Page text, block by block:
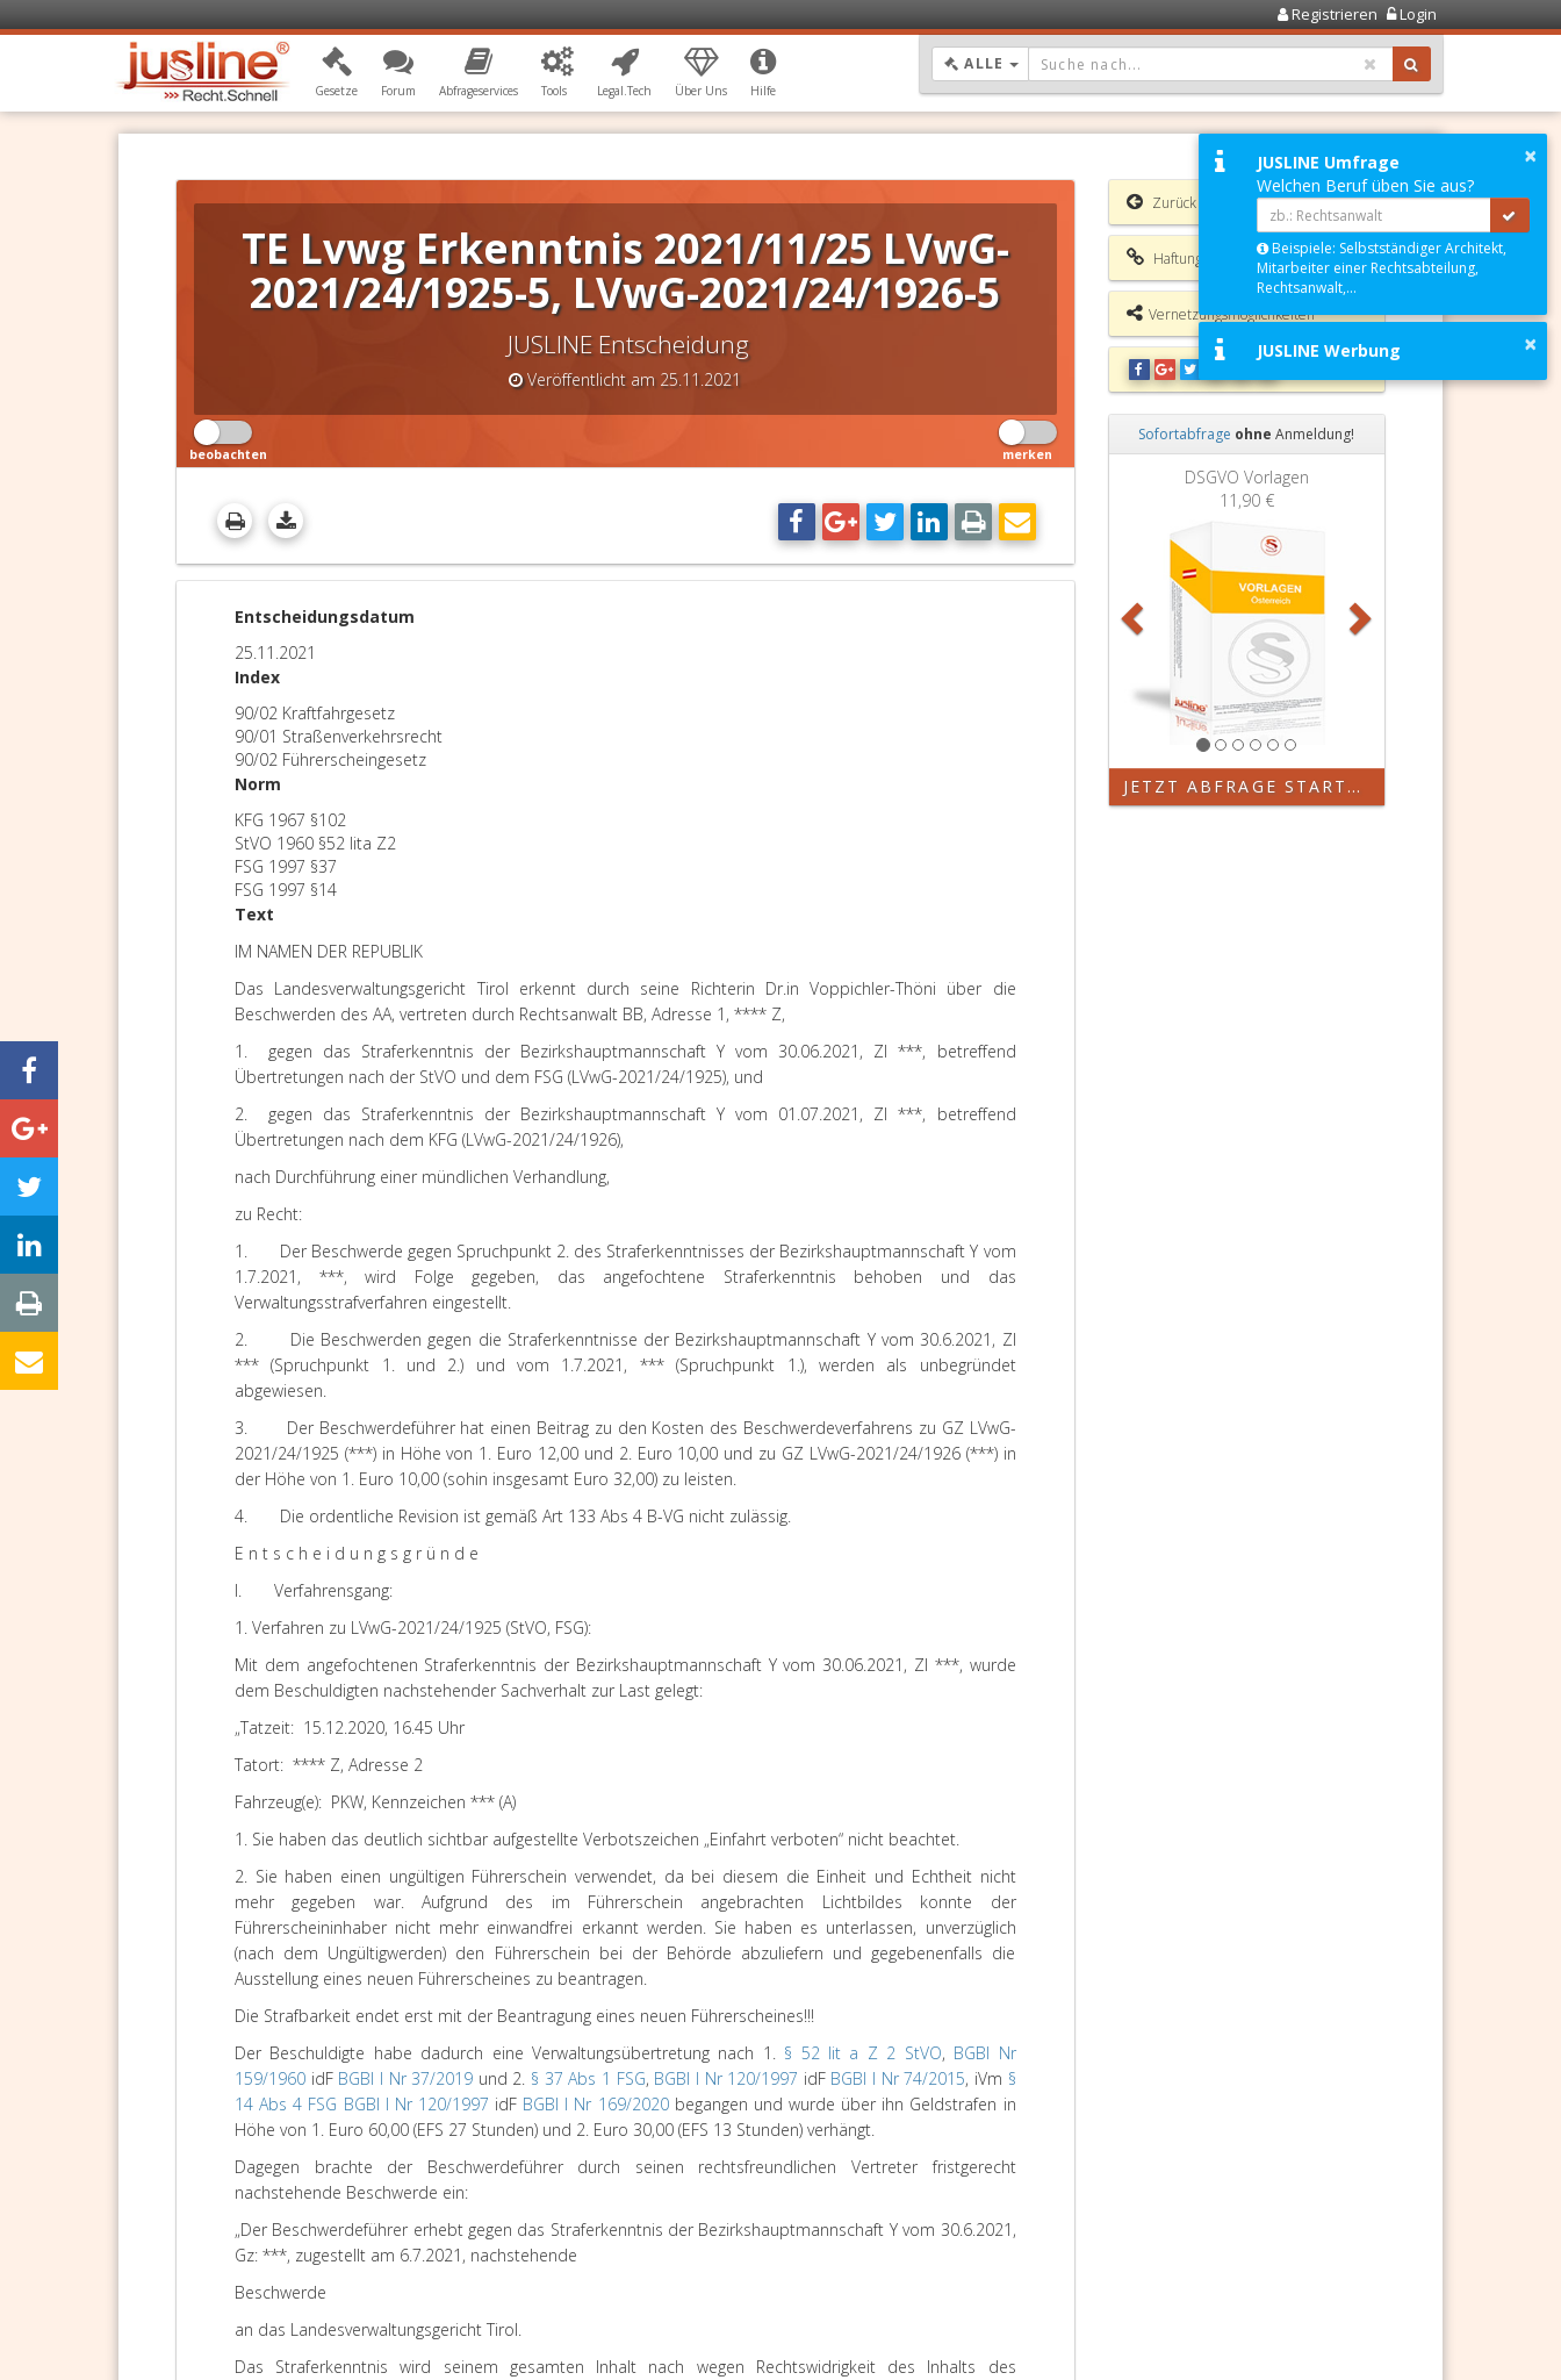
Registrieren Login
Gesetze Forum Abfrageservices Tools Legal.Tech Über Uns Hilfe
ALLE DROPDOWN: GEWÄHLTER WERT IST ALLE
TE Lvwg Erkenntnis 2021/11/25 LVwG-
2021/24/1925-5, LVwG-2021/24/1926-5
JUSLINE Entscheidung
Veröffentlicht am 25.11.2021
beobachten merken
Entscheidungsdatum
25.11.2021
Index
90/02 Kraftfahrgesetz
90/01 Straßenverkehrsrecht
90/02 Führerscheingesetz
Norm
KFG 1967 §102
StVO 1960 §52 lita Z2
FSG 1997 §37
FSG 1997 §14
Text
IM NAMEN DER REPUBLIK
Das Landesverwaltungsgericht Tirol erkennt durch seine Richterin Dr.in Voppichler-Thöni über die
Beschwerden des AA, vertreten durch Rechtsanwalt BB, Adresse 1, **** Z,
1. gegen das Straferkenntnis der Bezirkshauptmannschaft Y vom 30.06.2021, Zl ***, betreffend
Übertretungen nach der StVO und dem FSG (LVwG-2021/24/1925), und
2. gegen das Straferkenntnis der Bezirkshauptmannschaft Y vom 01.07.2021, Zl ***, betreffend
Übertretungen nach dem KFG (LVwG-2021/24/1926),
nach Durchführung einer mündlichen Verhandlung,
zu Recht:
1. Der Beschwerde gegen Spruchpunkt 2. des Straferkenntnisses der Bezirkshauptmannschaft Y vom
1.7.2021, ***,wird Folge gegeben, das angefochtene Straferkenntnis behoben und das
Verwaltungsstrafverfahren eingestellt.
2. Die Beschwerden gegen die Straferkenntnisse der Bezirkshauptmannschaft Y vom 30.6.2021, Zl
*** (Spruchpunkt 1. und 2.) und vom 1.7.2021, *** (Spruchpunkt 1.), werden als unbegründet
abgewiesen.
3. Der Beschwerdeführer hat einen Beitrag zu den Kosten des Beschwerdeverfahrens zu GZ LVwG-
2021/24/1925 (***) in Höhe von 1. Euro 12,00 und 2. Euro 10,00 und zu GZ LVwG-2021/24/1926 (***) in
der Höhe von 1. Euro 10,00 (sohin insgesamt Euro 32,00) zu leisten.
4. Die ordentliche Revision ist gemäß Art 133 Abs 4 B-VG nicht zulässig.
E n t s c h e i d u n g s g r ü n d e
I. Verfahrensgang:
1. Verfahren zu LVwG-2021/24/1925 (StVO, FSG):
Mit dem angefochtenen Straferkenntnis der Bezirkshauptmannschaft Y vom 30.06.2021, Zl ***, wurde
dem Beschuldigten nachstehender Sachverhalt zur Last gelegt:
„Tatzeit: 15.12.2020, 16.45 Uhr
Tatort: **** Z, Adresse 2
Fahrzeug(e): PKW, Kennzeichen *** (A)
1. Sie haben das deutlich sichtbar aufgestellte Verbotszeichen „Einfahrt verboten“ nicht beachtet.
2. Sie haben einen ungültigen Führerschein verwendet, da bei diesem die Einheit und Echtheit nicht
mehr gegeben war. Aufgrund des im Führerschein angebrachten Lichtbildes konnte der
Führerscheininhaber nicht mehr einwandfrei erkannt werden. Sie haben es unterlassen, unverzüglich
(nach dem Ungültigwerden) den Führerschein bei der Behörde abzuliefern und gegebenenfalls die
Ausstellung eines neuen Führerscheines zu beantragen.
Die Strafbarkeit endet erst mit der Beantragung eines neuen Führerscheines!!!
Der Beschuldigte habe dadurch eine Verwaltungsübertretung nach 1. § 52 lit a Z 2 StVO, BGBl Nr
159/1960 idF BGBl I Nr 37/2019 und 2. § 37 Abs 1 FSG, BGBl I Nr 120/1997 idF BGBl I Nr 74/2015, iVm §
14 Abs 4 FSG BGBl I Nr 120/1997 idF BGBl I Nr 169/2020begangen und wurde über ihn Geldstrafen in
Höhe von 1. Euro 60,00 (EFS 27 Stunden) und 2. Euro 30,00 (EFS 13 Stunden) verhängt.
Dagegen brachte der Beschwerdeführer durch seinen rechtsfreundlichen Vertreter fristgerecht
nachstehende Beschwerde ein:
„Der Beschwerdeführer erhebt gegen das Straferkenntnis der Bezirkshauptmannschaft Y vom 30.6.2021,
Gz: ***, zugestellt am 6.7.2021, nachstehende
Beschwerde
an das Landesverwaltungsgericht Tirol.
Das Straferkenntnis wird seinem gesamten Inhalt nach wegen Rechtswidrigkeit des Inhalts des
Zurück
Haftungsausschluss
Vernetzungsmöglichkeiten
Sofortabfrage ohne Anmeldung!
11,90 €
Grundbuchauszug
11,90 €
Zurück
JETZT ABFRAGE STARTEN
×
JUSLINE Umfrage
Welchen Beruf üben Sie aus?
Beispiele: Selbstständiger Architekt,
Mitarbeiter einer Rechtsabteilung,
Rechtsanwalt,...
×
JUSLINE Werbung